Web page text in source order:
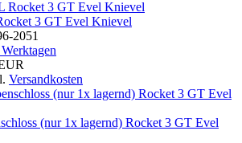
3 GT Evel Knievel
2051
Versandkosten
(nur 1x lagernd) Rocket 3 GT Evel